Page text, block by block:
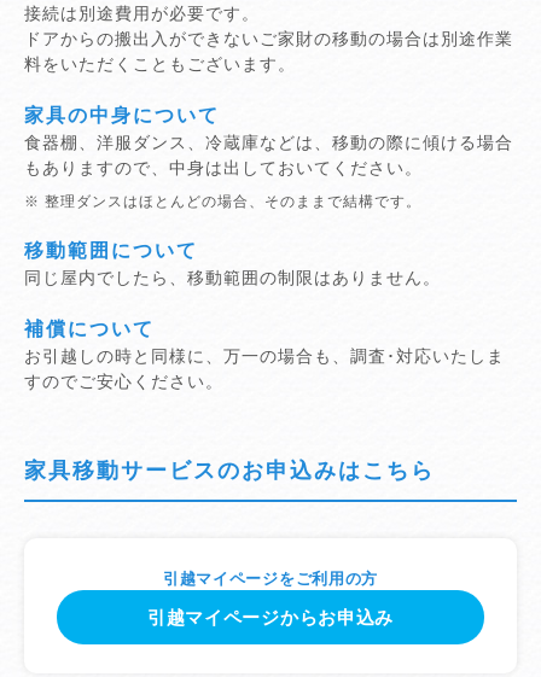
接続は別途費用が必要です。
ドアからの搬出入ができないご家財の移動の場合は別途作業
料をいただくこともございます。
家具の中身について
食器棚、洋服ダンス、冷蔵庫などは、移動の際に傾ける場合
もありますので、中身は出しておいてください。
※ 整理ダンスはほとんどの場合、そのままで結構です。
移動範囲について
同じ屋内でしたら、移動範囲の制限はありません。
補償について
お引越しの時と同様に、万一の場合も、調査･対応いたしま
すのでご安心ください。
家具移動サービスのお申込みはこちら
引越マイページをご利用の方
引越マイページからお申込み